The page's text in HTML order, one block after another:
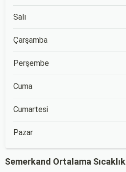
Salı
Çarşamba
Perşembe
Cuma
Cumartesi
Pazar
Semerkand Ortalama Sıcaklık